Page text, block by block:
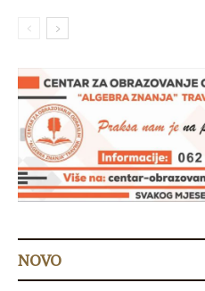
NOVO